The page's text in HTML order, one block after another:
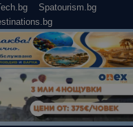
Spatourism.bg